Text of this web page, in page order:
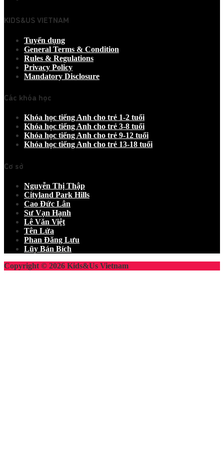
KIDS&US VIETNAM
Tuyển dụng
General Terms & Condition
Rules & Regulations
Privacy Policy
Mandatory Disclosure
Các khóa học
Khóa học tiếng Anh cho trẻ 1-2 tuổi
Khóa học tiếng Anh cho trẻ 3-8 tuổi
Khóa học tiếng Anh cho trẻ 9-12 tuổi
Khóa học tiếng Anh cho trẻ 13-18 tuổi
Cơ sở
Nguyễn Thị Thập
Cityland Park Hills
Cao Đức Lân
Sư Vạn Hạnh
Lê Văn Việt
Tên Lửa
Phan Đăng Lưu
Lũy Bán Bích
Copyright © 2026 Kids&Us Vietnam